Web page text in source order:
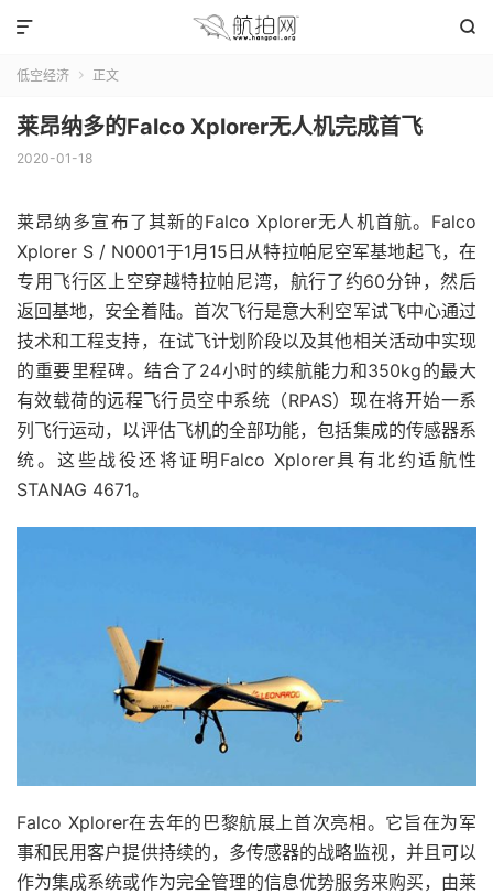


低空经济  正文
莱昂纳多的Falco Xplorer无人机完成首飞
2020-01-18
莱昂纳多宣布了其新的Falco Xplorer无人机首航。Falco
Xplorer S / N0001于1月15日从特拉帕尼空军基地起飞，在
专用飞行区上空穿越特拉帕尼湾，航行了约60分钟，然后
返回基地，安全着陆。首次飞行是意大利空军试飞中心通过
技术和工程支持，在试飞计划阶段以及其他相关活动中实现
的重要里程碑。结合了24小时的续航能力和350kg的最大
有效载荷的远程飞行员空中系统（RPAS）现在将开始一系
列飞行运动，以评估飞机的全部功能，包括集成的传感器系
统。这些战役还将证明Falco Xplorer具有北约适航性
STANAG 4671。
Falco Xplorer在去年的巴黎航展上首次亮相。它旨在为军
事和民用客户提供持续的，多传感器的战略监视，并且可以
作为集成系统或作为完全管理的信息优势服务来购买，由莱